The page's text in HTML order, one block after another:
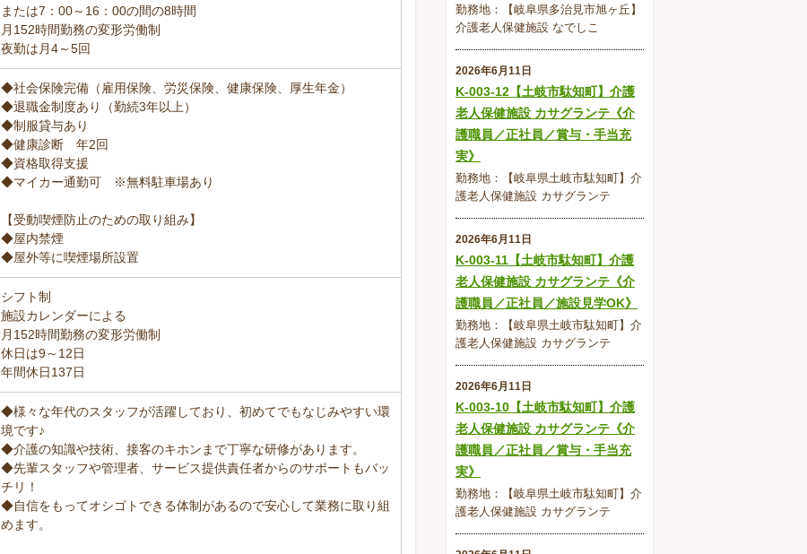
または7：00～16：00の間の8時間
月152時間勤務の変形労働制
夜勤は月4～5回
◆社会保険完備（雇用保険、労災保険、健康保険、厚生年金）
◆退職金制度あり（勤続3年以上）
◆制服貸与あり
◆健康診断 年2回
◆資格取得支援
◆マイカー通勤可 ※無料駐車場あり
【受動喫煙防止のための取り組み】
◆屋内禁煙
◆屋外等に喫煙場所設置
シフト制
施設カレンダーによる
月152時間勤務の変形労働制
休日は9～12日
年間休日137日
◆様々な年代のスタッフが活躍しており、初めてでもなじみやすい環
境です♪
◆介護の知識や技術、接客のキホンまで丁寧な研修があります。
◆先輩スタッフや管理者、サービス提供責任者からのサポートもバッ
チリ！
◆自信をもってオシゴトできる体制があるので安心して業務に取り組
めます。
勤務地：【岐阜県多治見市旭ヶ丘】
介護老人保健施設 なでしこ
2026年6月11日
K-003-12【土岐市駄知町】介護
老人保健施設 カサグランテ《介
護職員／正社員／賞与・手当充
実》
勤務地：【岐阜県土岐市駄知町】介
護老人保健施設 カサグランテ
2026年6月11日
K-003-11【土岐市駄知町】介護
老人保健施設 カサグランテ《介
護職員／正社員／施設見学OK》
勤務地：【岐阜県土岐市駄知町】介
護老人保健施設 カサグランテ
2026年6月11日
K-003-10【土岐市駄知町】介護
老人保健施設 カサグランテ《介
護職員／正社員／賞与・手当充
実》
勤務地：【岐阜県土岐市駄知町】介
護老人保健施設 カサグランテ